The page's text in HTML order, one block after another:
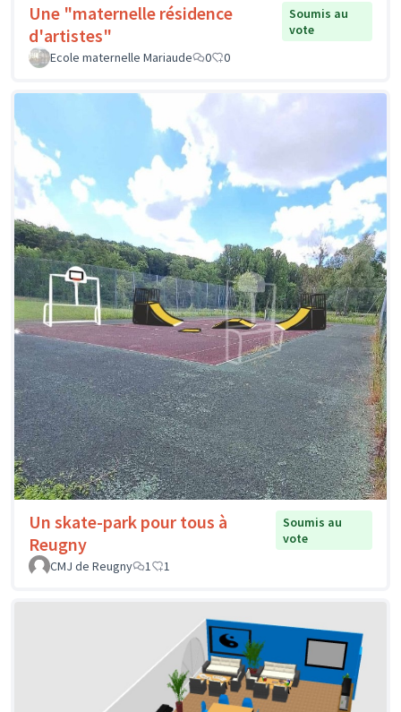
Une "maternelle résidence
d'artistes"
Soumis au
vote
Ecole maternelle Mariaude
0 0
Un skate-park pour tous à
Reugny
Soumis au
vote
CMJ de Reugny
1 1